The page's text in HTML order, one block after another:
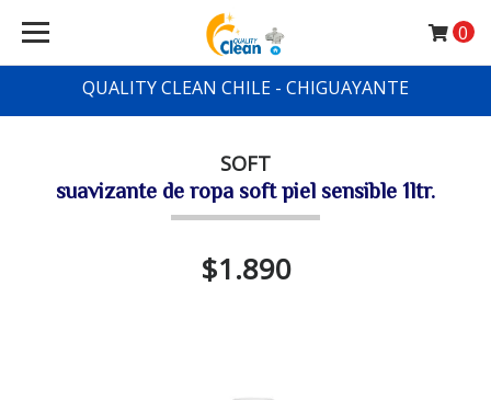
QUALITY CLEAN CHILE - CHIGUAYANTE
0
SOFT
suavizante de ropa soft piel sensible 1ltr.
$1.890